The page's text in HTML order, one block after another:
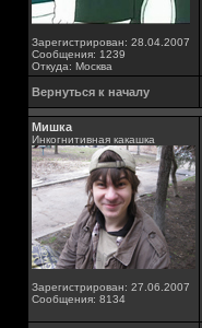
Зарегистрирован: 28.04.2007
Сообщения: 1239
Откуда: Москва
Вернуться к началу
Мишка
Инкогнитивная какашка
Зарегистрирован: 27.06.2007
Сообщения: 8134